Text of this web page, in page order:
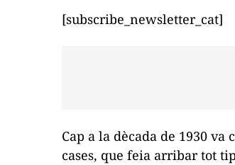
[subscribe_newsletter_cat]
Cap a la dècada de 1930
cases, que feia arribar tot